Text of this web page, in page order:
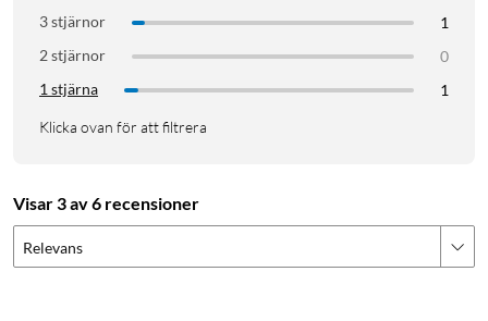
3 stjärnor
1
2 stjärnor
0
1 stjärna
1
Klicka ovan för att filtrera
Visar 3 av 6 recensioner
Relevans